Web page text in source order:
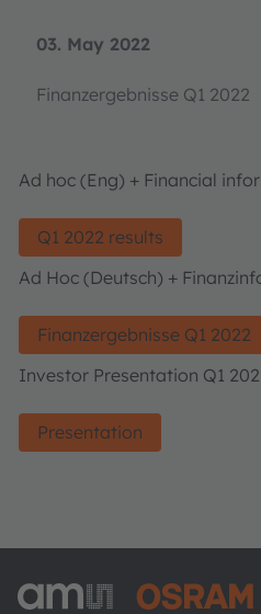
03. May 2022
Finanzergebnisse Q1 2022
Ad hoc (Eng) + Financial
Q1 2022 results
Ad Hoc (Deutsch) +
Finanzergebnisse Q1 2022
Investor Presentation Q1
Presentation